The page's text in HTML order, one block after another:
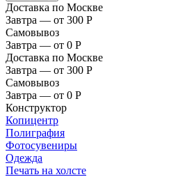
Доставка по Москве
Завтра — от 300 Р
Самовывоз
Завтра — от 0 Р
Доставка по Москве
Завтра — от 300 Р
Самовывоз
Завтра — от 0 Р
Конструктор
Копицентр
Полиграфия
Фотосувениры
Одежда
Печать на холсте